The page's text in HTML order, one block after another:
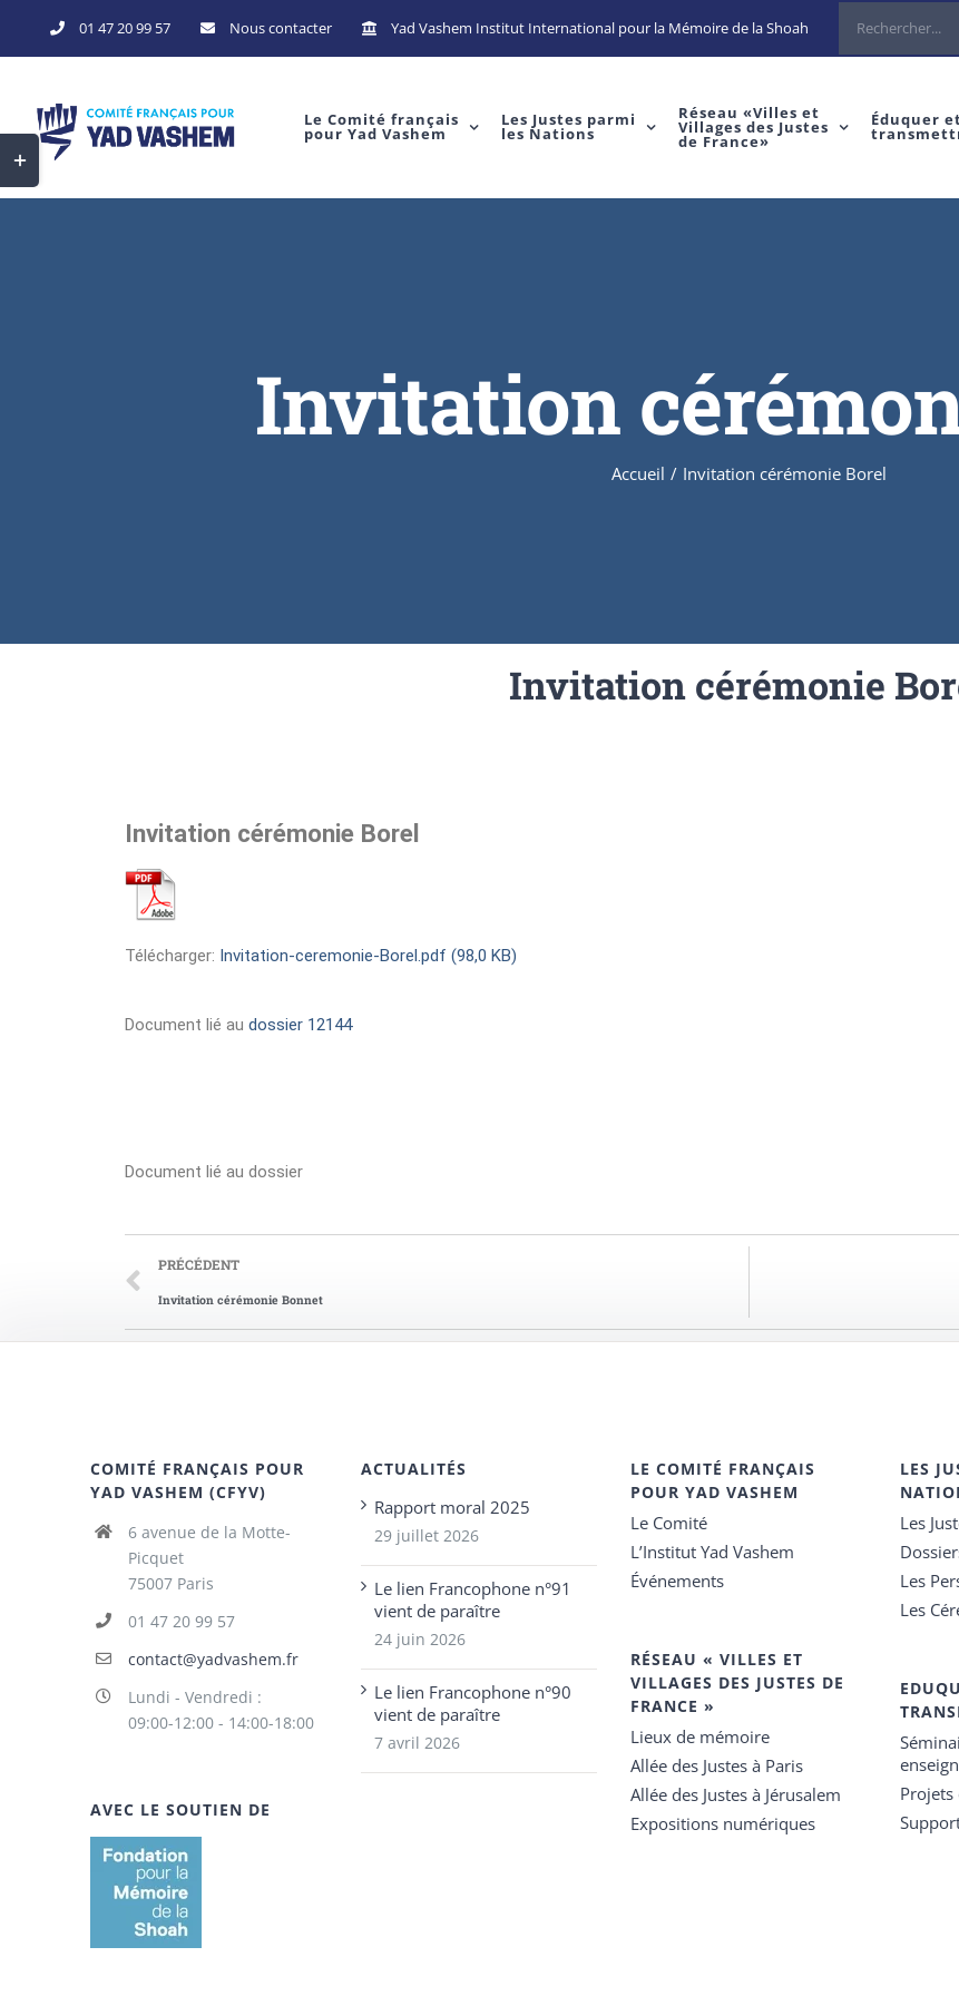
01 47 20 99 57 Nous contacter Yad Vashem Institut International pour la Mémoire de la Shoah
Le Comité français
pour Yad Vashem
Les Justes parmi
les Nations
Réseau «Villes et
Villages des Justes
de France»
Éduquer
Invitation
Accueil / Invitation cérémonie Borel
Invitation cérémonie
Invitation cérémonie Borel
Télécharger: Invitation-ceremonie-Borel.pdf (98,0 KB)
Document lié au dossier 12144
Document lié au dossier
PRÉCÉDENT
Invitation cérémonie Bonnet
COMITÉ FRANÇAIS POUR
YAD VASHEM (CFYV)
6 avenue de la Motte-
Picquet
75007 Paris
01 47 20 99 57
contact@yadvashem.fr
Lundi - Vendredi :
09:00-12:00 - 14:00-18:00
AVEC LE SOUTIEN DE
ACTUALITÉS
Rapport moral 2025
29 juillet 2026
Le lien Francophone n°91
vient de paraître
24 juin 2026
Le lien Francophone n°90
vient de paraître
7 avril 2026
LE COMITÉ FRANÇAIS
POUR YAD VASHEM
Le Comité
L’Institut Yad Vashem
Événements
RÉSEAU « VILLES ET
VILLAGES DES JUSTES DE
FRANCE »
Lieux de mémoire
Allée des Justes à Paris
Allée des Justes à Jérusalem
Expositions numériques
LES
Les
Les
Les
Projets